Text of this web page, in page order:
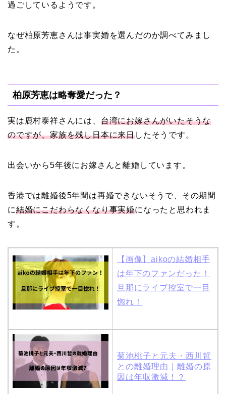
元タレントで交際期間約
AKUROの結婚馴れ初め
ピットは佐田真由美
過ごしているようです。
なぜ柏原芳恵さんは事実婚を選んだのか調べてみまし
た。
柏原芳恵は略奪愛だった？
実は鹿村泰祥さんには、 台湾にお嫁さんがいたそうな
のですが、家族を残し日本に来日したそうです。
出会いから5年後にお嫁さんと離婚しています。
香港では離婚後5年間は再婚できないそうで、その期間
に結婚にこだわらなくなり事実婚になったと思われま
す。
【画像】aikoの結婚相手
は年下のファンだった！
旦那にライブ控室で一目
惚れ！
菊池桃子と元夫・西川哲
との離婚理由｜離婚の原
因は年収激減！？